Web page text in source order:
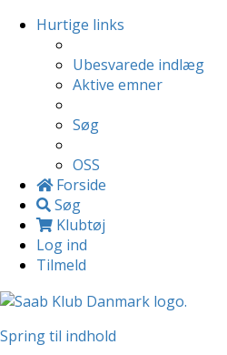
Hurtige links
Ubesvarede indlæg
Aktive emner
Søg
OSS
Forside
Søg
Klubtøj
Log ind
Tilmeld
Spring til indhold